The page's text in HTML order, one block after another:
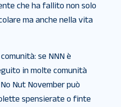
che ha fallito non solo
ma anche nella vita
se NNN è
in molte comunità
Nut November può
spensierate o finte